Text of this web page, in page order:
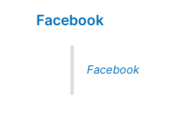
Facebook
Facebook